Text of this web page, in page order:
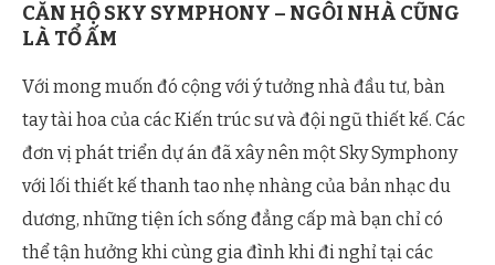
CĂN HỘ SKY SYMPHONY – NGÔI NHÀ CŨNG
LÀ TỔ ẤM
Với mong muốn đó cộng với ý tưởng nhà đầu tư, bàn
tay tài hoa của các Kiến trúc sư và đội ngũ thiết kế. Các
đơn vị phát triển dự án đã xây nên một Sky Symphony
với lối thiết kế thanh tao nhẹ nhàng của bản nhạc du
dương, những tiện ích sống đẳng cấp mà bạn chỉ có
thể tận hưởng khi cùng gia đình khi đi nghỉ tại các